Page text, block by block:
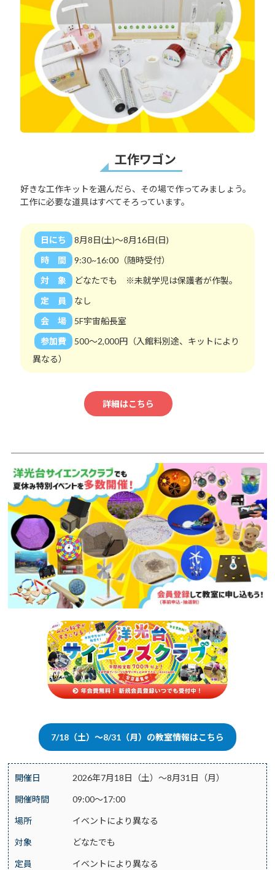
工作ワゴン
好きな工作キットを選んだら、その場で作ってみましょう。
工作に必要な道具はすべてそろっています。
日にち
8月8日(土)～8月16日(日)
時 間
9:30~16:00（随時受付）
対 象
どなたでも ※未就学児は保護者が作製。
定 員
なし
会 場
5F宇宙船長室
参加費
500～2,000円（入館料別途、キットにより
異なる）
詳細はこちら
7/18（土）～8/31（月）の教室情報はこちら
開催日 2026年7月18日（土）～8月31日（月）
開催時間 09:00～17:00
場所 イベントにより異なる
対象 どなたでも
定員 イベントにより異なる